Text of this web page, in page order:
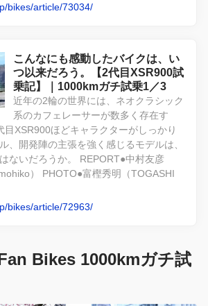
bikes/article/73034/
こんなにも感動したバイクは、い
つ以来だろう。【2代目XSR900試
乗記】｜1000kmガチ試乗1／3
近年の2輪の世界には、ネオクラシック
系のカフェレーサーが数多く存在す
目XSR900ほどキャラクターがしっかり
、開発陣の主張を強く感じるモデルは、
ないだろうか。 REPORT●中村友彦
） PHOTO●富樫秀明（TOGASHI
bikes/article/72963/
Bikes 1000kmガチ試